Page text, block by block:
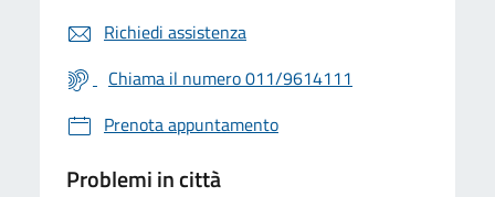
Richiedi assistenza
Chiama il numero 011/9614111
Prenota appuntamento
Problemi in città